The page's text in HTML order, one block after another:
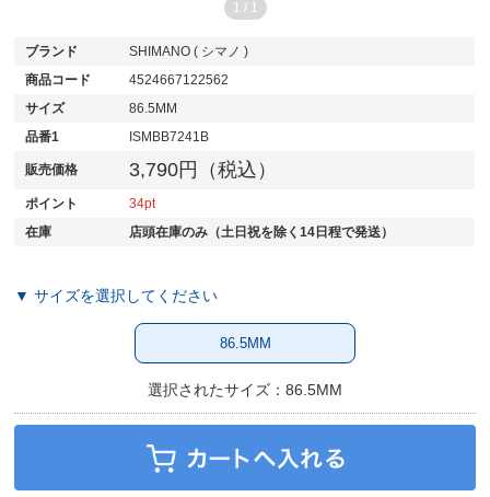
1 / 1
ブランド
SHIMANO ( シマノ )
商品コード
4524667122562
サイズ
86.5MM
品番1
ISMBB7241B
販売価格 3,790円（税込）
ポイント
34
在庫
店頭在庫のみ（土日祝を除く14日程で発送）
▼ サイズを選択してください
86.5MM
選択されたサイズ：86.5MM